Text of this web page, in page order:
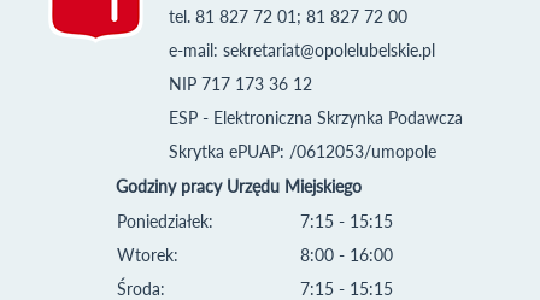
tel. 81 827 72 01; 81 827 72 00
e-mail: sekretariat@opolelubelskie.pl
NIP 717 173 36 12
ESP - Elektroniczna Skrzynka Podawcza
Skrytka ePUAP: /0612053/umopole
Godziny pracy Urzędu Miejskiego
Poniedziałek:
Wtorek:
Środa:
7:15 - 15:15
8:00 - 16:00
7:15 - 15:15